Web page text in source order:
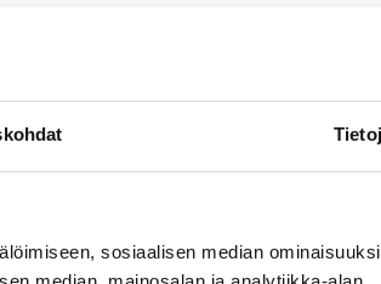
sosiaalisen median
tuotteelleCorolla,Öljynsuodatin,TE71